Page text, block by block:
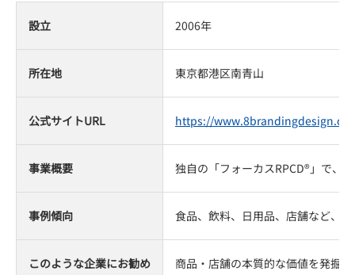
設立 2006年
所在地 東京都港区南青山
公式サイトURL https://
事業概要 独自の「フォーカスRPCD®」で、
事例傾向 食品、飲料、日用品、店舗など、
このような企業にお勧め 商品・店舗の本質的な価値を発掘